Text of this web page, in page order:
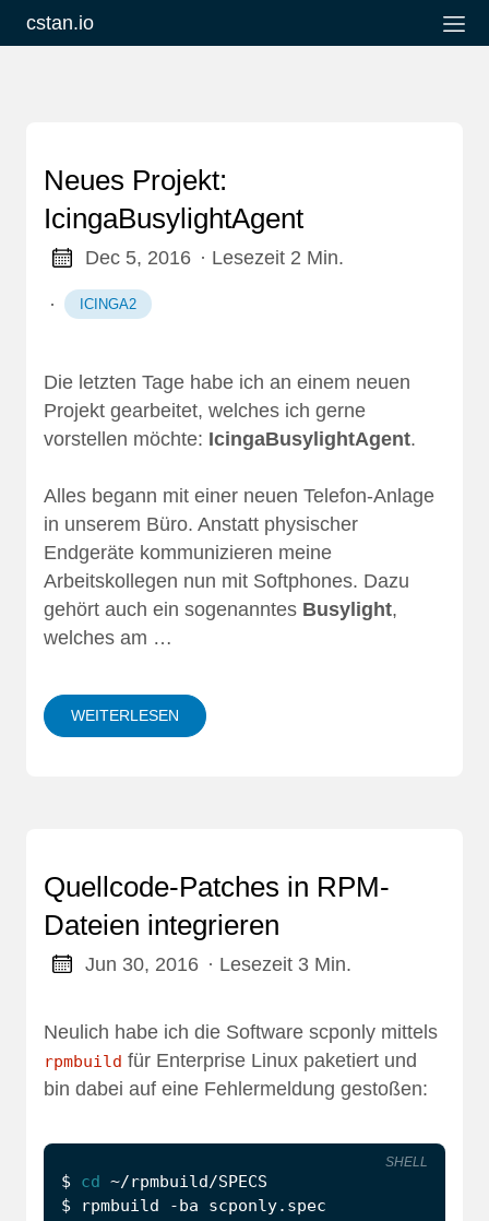
cstan.io
Neues Projekt:
IcingaBusylightAgent
Dec 5, 2016 · Lesezeit 2 Min.
· ICINGA2
Die letzten Tage habe ich an einem neuen
Projekt gearbeitet, welches ich gerne
vorstellen möchte: IcingaBusylightAgent.
Alles begann mit einer neuen Telefon-Anlage
in unserem Büro. Anstatt physischer
Endgeräte kommunizieren meine
Arbeitskollegen nun mit Softphones. Dazu
gehört auch ein sogenanntes Busylight,
welches am …
WEITERLESEN
Quellcode-Patches in RPM-
Dateien integrieren
Jun 30, 2016 · Lesezeit 3 Min.
Neulich habe ich die Software scponly mittels
rpmbuild für Enterprise Linux paketiert und
bin dabei auf eine Fehlermeldung gestoßen:
$ cd
SHELL